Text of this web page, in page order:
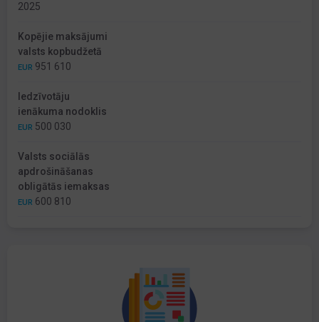
2025
Kopējie maksājumi
valsts kopbudžetā
EUR 951 610
Iedzīvotāju
ienākuma nodoklis
EUR 500 030
Valsts sociālās
apdrošināšanas
obligātās iemaksas
EUR 600 810